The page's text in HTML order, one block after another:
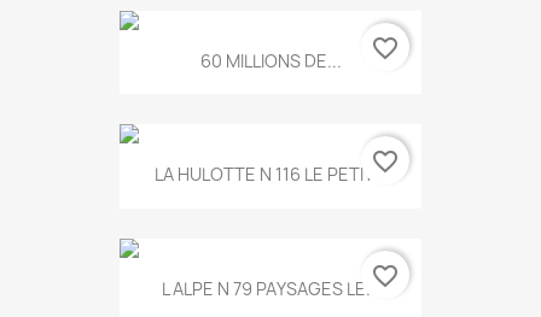
60 MILLIONS DE... favorite_border
LA HULOTTE N 116 LE PETIT...favorite_border
L ALPE N 79 PAYSAGES LE...favorite_border